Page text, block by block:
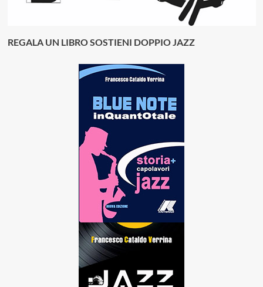
REGALA UN LIBRO SOSTIENI DOPPIO JAZZ